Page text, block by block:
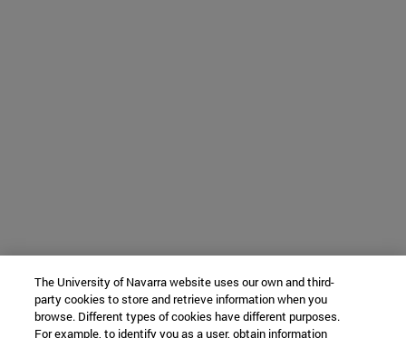
The University of Navarra website uses our own and third-
party cookies to store and retrieve information when you
browse. Different types of cookies have different purposes.
For example, to identify you as a user, obtain information